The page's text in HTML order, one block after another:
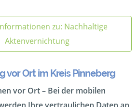
zu: Nachhaltige
Aktenvernichtung
vor Ort im Kreis Pinneberg
vor Ort – Bei der mobilen